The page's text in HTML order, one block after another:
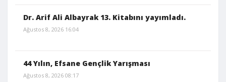
Dr. Arif Ali Albayrak 13. Kitabını yayımladı.
Ağustos 8, 2026 16:04
44 Yılın, Efsane Gençlik Yarışması
Ağustos 8, 2026 08:17